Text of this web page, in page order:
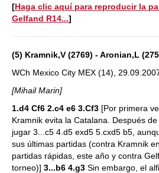
[Haga clic aquí para reproducir la
Gelfand R14...]
(5) Kramnik,V (2769) - Aronian,L
WCh Mexico City MEX (14),
[Mihail Marin]
1.d4 Cf6 2.c4 e6 3.Cf3 [Por primera
Kramnik evita la Catalana. Después
jugar 3...c5 4.d5 exd5 5.cxd5 b5,
sus últimas partidas (contra Kramnik
partidas rápidas, este año y contra
torneo)] 3...b6 4.g3 Sin embargo, el